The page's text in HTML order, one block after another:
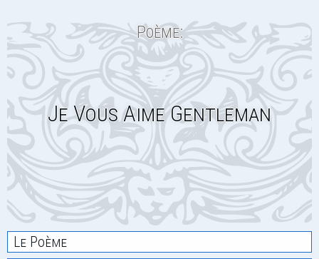
Poème:
Je Vous Aime Gentleman
Le Poème